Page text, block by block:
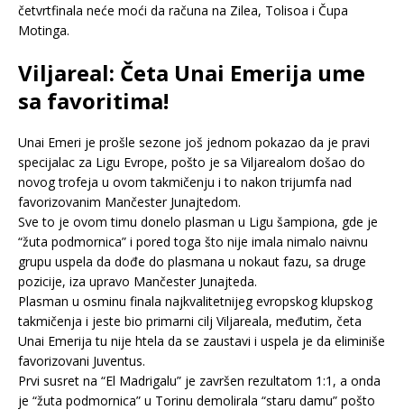
četvrtfinala neće moći da računa na Zilea, Tolisoa i Čupa
Motinga.
Viljareal: Četa Unai Emerija ume
sa favoritima!
Unai Emeri je prošle sezone još jednom pokazao da je pravi
specijalac za Ligu Evrope, pošto je sa Viljarealom došao do
novog trofeja u ovom takmičenju i to nakon trijumfa nad
favorizovanim Mančester Junajtedom.
Sve to je ovom timu donelo plasman u Ligu šampiona, gde je
“žuta podmornica” i pored toga što nije imala nimalo naivnu
grupu uspela da dođe do plasmana u nokaut fazu, sa druge
pozicije, iza upravo Mančester Junajteda.
Plasman u osminu finala najkvalitetnijeg evropskog klupskog
takmičenja i jeste bio primarni cilj Viljareala, međutim, četa
Unai Emerija tu nije htela da se zaustavi i uspela je da eliminiše
favorizovani Juventus.
Prvi susret na “El Madrigalu” je završen rezultatom 1:1, a onda
je “žuta podmornica” u Torinu demolirala “staru damu” pošto